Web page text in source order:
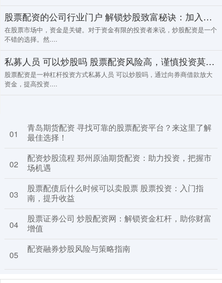
股票配资的公司行业门户 解锁炒股致富秘诀：加入优秀炒股配资门户
在股票市场中，资金是关键。对于资金有限的投资者来说，炒股配资是一个
不错的选择。然....
私募人员 可以炒股吗 股票配资风险高，谨慎投资莫轻信
股票配资是一种杠杆投资方式私募人员 可以炒股吗，通过向券商借款放大
资金，提高投资....
01
青岛期货配资 寻找可靠的股票配资平台？来这里了解
最佳选择！
02
配资炒股流程 郑州原油期货配资：助力投资，把握市
场机遇
03
股票配债后什么时候可以卖股票 股票投资：入门指
南，提升收益
04
股票证券公司 炒股配资网：解锁资金杠杆，助你财富
增值
05
配资融券炒股风险与策略指南